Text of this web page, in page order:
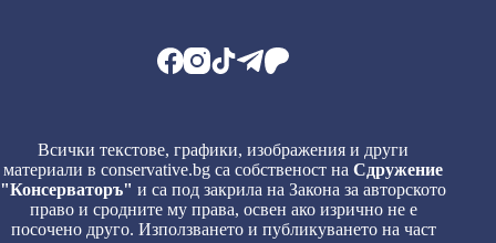
Всички текстове, графики, изображения и други
материали в conservative.bg са собственост наСдружение
"Консерваторъ" и са под закрила на Закона за авторското
право и сродните му права, освен ако изрично не е
посочено друго. Използването и публикуването на част